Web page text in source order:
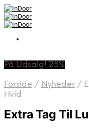
På Udsalg! 25%
Forside / Nyheder /
Hvid
Extra Tag Til